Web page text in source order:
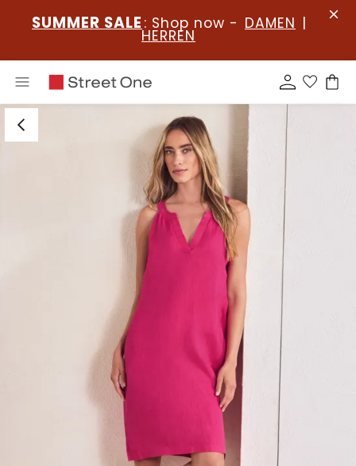
SUMMER SALE : Shop now - DAMEN |
HERREN